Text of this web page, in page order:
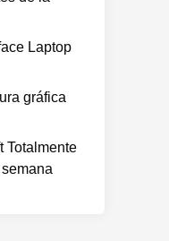
Laptop
gráfica
Totalmente